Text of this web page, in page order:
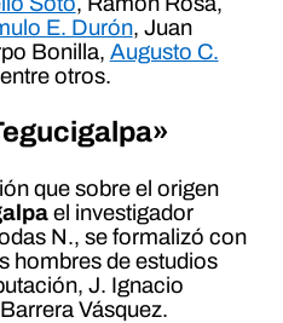
E. Durón, Juan
Bonilla, Augusto C.
otros.
que sobre el origen
el investigador
N., se formalizó con
hombres de estudios
J. Ignacio
Vásquez.